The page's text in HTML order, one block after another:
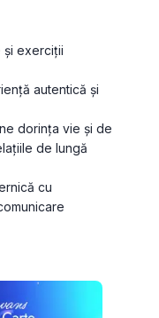
și exerciții
autentică și
dorința vie și de
de lungă
cu